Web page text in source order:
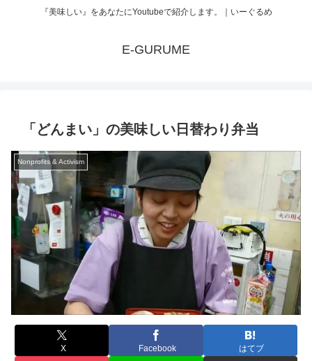
『美味しい』をあなたにYoutubeで紹介します。｜いーぐるめ
E-GURUME
「どんまい」の美味しい日替わり弁当
Nonprofits & Activism
X Facebook はてブ